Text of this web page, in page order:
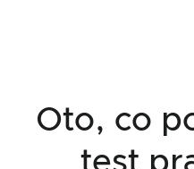
Oto, co